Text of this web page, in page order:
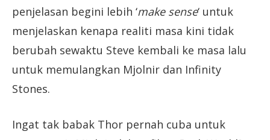
penjelasan begini lebih ‘make sense‘ untuk
menjelaskan kenapa realiti masa kini tidak
berubah sewaktu Steve kembali ke masa lalu
untuk memulangkan Mjolnir dan Infinity
Stones.
Ingat tak babak Thor pernah cuba untuk